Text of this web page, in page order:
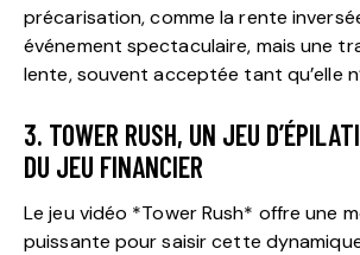
précarisation, comme la rente
événement spectaculaire, mais une
lente, souvent acceptée tant qu’elle
3. TOWER RUSH, UN JEU
DU JEU FINANCIER
Le jeu vidéo *Tower Rush* offre une
puissante pour saisir cette